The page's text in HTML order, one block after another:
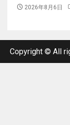
2026年8月6日
Copyright © All